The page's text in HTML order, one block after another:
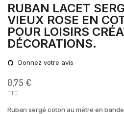
RUBAN LACET
VIEUX ROSE EN
POUR LOISIRS
DÉCORATIONS.
Donnez votre avis
0,75 €
TTC
Ruban sergé coton au mètre en